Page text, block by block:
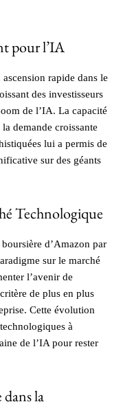
pour l’IA
rapide dans le
des investisseurs
de l’IA. La capacité
demande croissante
lui a permis de
sur des géants
Technologique
d’Amazon par
sur le marché
l’avenir de
de plus en plus
Cette évolution
à
de l’IA pour rester
la